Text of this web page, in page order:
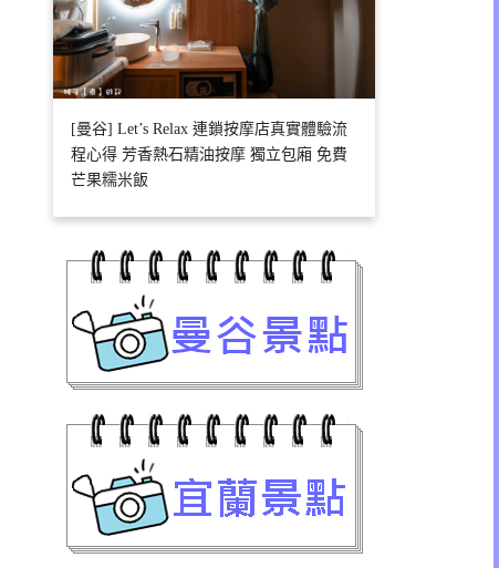
[曼谷] Let’s Relax 連鎖按摩店真實體驗流
程心得 芳香熱石精油按摩 獨立包廂 免費
芒果糯米飯